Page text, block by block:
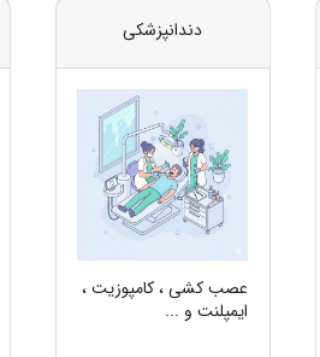
دندانپزشکی
عصب کشی ، کامپوزیت ،
ایمپلنت و ...